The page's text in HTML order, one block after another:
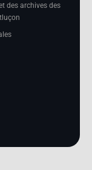
des archives des